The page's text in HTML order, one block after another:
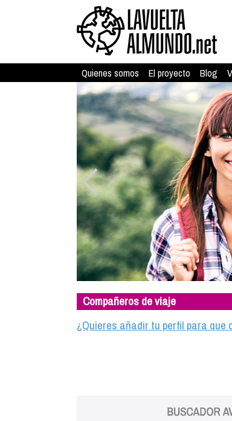
Quienes somos El proyecto Blog
Compañeros de viaje
¿Quieres añadir tu perfil para